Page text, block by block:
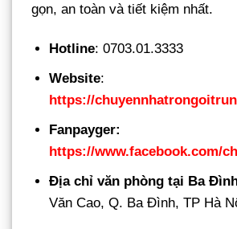
gọn, an toàn và tiết kiệm nhất.
Hotline: 0703.01.3333
Website:
https://
Fanpayger:
https://www.facebook.com/
Địa chỉ văn phòng tại Ba
Văn Cao, Q. Ba Đình, TP Hà